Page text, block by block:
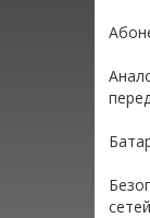
сетей